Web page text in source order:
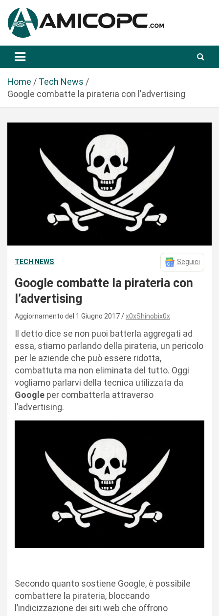
a
Amicopc.com
Home
Tech News
Google combatte la pirateria con l’advertising
TECH NEWS Seguici
Google combatte la pirateria con
l’advertising
Aggiornamento del 1 Giugno 2017 x0xShinobix0x
Il detto dice se non puoi batterla aggregati ad
essa, stiamo parlando della pirateria, un pericolo
per le aziende che può essere ridotta,
combattuta ma non eliminata del tutto. Oggi
vogliamo parlarvi della tecnica utilizzata da
Google per combatterla attraverso
l’advertising.
Secondo quanto sostiene Google, è possibile
combattere la pirateria, bloccando
l’indicizzazione dei siti web che offrono